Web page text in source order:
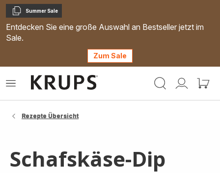
Kopieren
Summer Sale
Entdecken Sie eine große Auswahl an Bestseller jetzt im
Sale.
Zum Sale
Mein
Mein
Das
Rezepte Übersicht
Schafskäse-Dip